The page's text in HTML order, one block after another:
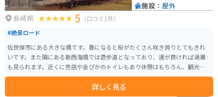
長崎県 5 （口コミ1件）
#絶景ロード
佐世保市にある大きな橋です。春になると桜がたくさん咲き誇りとてもきれ
いです。また隣にある新西海橋では遊歩道となっており、運が良ければ渦潮
も見られます。近くに売店や金ぴかのトイレもあり休憩はもちろん、観光や
お花見にも大変オススメです。
詳しく見る
施設： 屋外